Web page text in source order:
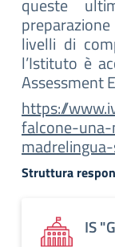
queste
livelli di
l’Istituto è
Assessment
https://
falcone-
Struttura
IS